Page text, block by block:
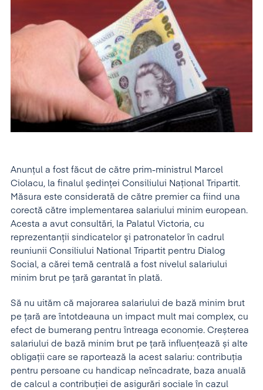
Anunțul a fost făcut de către prim-ministrul Marcel
Ciolacu, la finalul ședinței Consiliului Național Tripartit.
Măsura este considerată de către premier ca fiind una
corectă către implementarea salariului minim european.
Acesta a avut consultări, la Palatul Victoria, cu
reprezentanții sindicatelor şi patronatelor în cadrul
reuniunii Consiliului National Tripartit pentru Dialog
Social, a cărei temă centrală a fost nivelul salariului
minim brut pe țară garantat în plată.
Să nu uităm că majorarea salariului de bază minim brut
pe țară are întotdeauna un impact mult mai complex, cu
efect de bumerang pentru întreaga economie. Creșterea
salariului de bază minim brut pe țară influențează și alte
obligații care se raportează la acest salariu: contribuția
pentru persoane cu handicap neîncadrate, baza anuală
de calcul a contribuției de asigurări sociale în cazul